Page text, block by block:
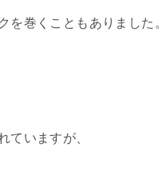
を巻くこともありました。
ていますが、